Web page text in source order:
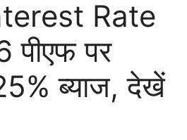
Rate
पर
ब्याज, देखें